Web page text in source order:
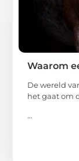
Waarom
De wereld
het gaat om
...